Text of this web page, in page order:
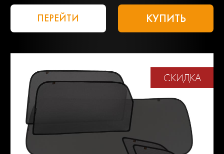
ПЕРЕЙТИ КУПИТЬ
СКИДКА